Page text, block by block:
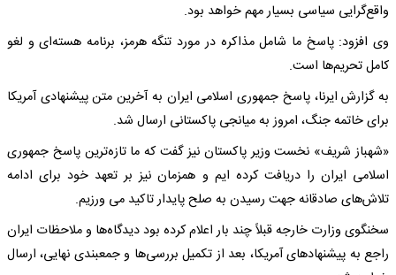
واقع‌گرایی سیاسی بسیار مهم خواهد بود.
وی افزود: پاسخ ما شامل مذاکره در مورد تنگه هرمز، برنامه هسته‌ای و لغو
کامل تحریم‌ها است.
به گزارش ایرنا، پاسخ جمهوری اسلامی ایران به آخرین متن پیشنهادی آمریکا
برای خاتمه جنگ، امروز به میانجی پاکستانی ارسال شد.
«شهباز شریف» نخست وزیر پاکستان نیز گفت که ما تازه‌ترین پاسخ جمهوری
اسلامی ایران را دریافت کرده ایم و همزمان نیز بر تعهد خود برای ادامه
تلاش‌های صادقانه جهت رسیدن به صلح پایدار تاکید می ورزیم.
سخنگوی وزارت خارجه قبلاً چند بار اعلام کرده بود دیدگاه‌ها و ملاحظات ایران
راجع به پیشنهادهای آمریکا، بعد از تکمیل بررسی‌ها و جمعبندی نهایی، ارسال